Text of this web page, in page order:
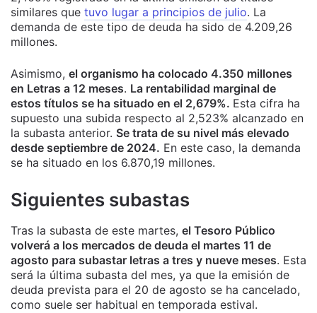
similares que tuvo lugar a principios de julio. La
demanda de este tipo de deuda ha sido de 4.209,26
millones.
Asimismo, el organismo ha colocado 4.350 millones
en Letras a 12 meses. La rentabilidad marginal de
estos títulos se ha situado en el 2,679%. Esta cifra ha
supuesto una subida respecto al 2,523% alcanzado en
la subasta anterior. Se trata de su nivel más elevado
desde septiembre de 2024. En este caso, la demanda
se ha situado en los 6.870,19 millones.
Siguientes subastas
Tras la subasta de este martes, el Tesoro Público
volverá a los mercados de deuda el martes 11 de
agosto para subastar letras a tres y nueve meses. Esta
será la última subasta del mes, ya que la emisión de
deuda prevista para el 20 de agosto se ha cancelado,
como suele ser habitual en temporada estival.